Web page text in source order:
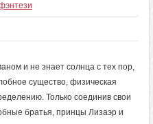
и не знает солнца с тех пор,
существо, физическая
Только соединив свои
братья, принцы Лизаэр и